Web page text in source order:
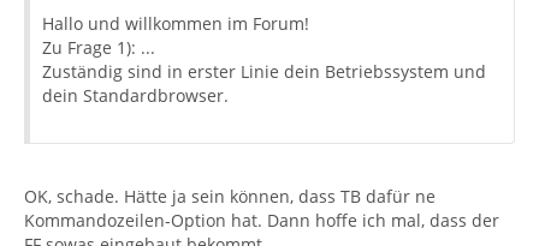
Hallo und willkommen im Forum!
Zu Frage 1): ...
Zuständig sind in erster Linie dein Betriebssystem und
dein Standardbrowser.
OK, schade. Hätte ja sein können, dass TB dafür ne
Kommandozeilen-Option hat. Dann hoffe ich mal, dass der